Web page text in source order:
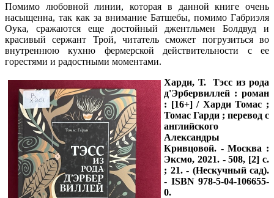
Помимо любовной линии, которая в данной книге очень
насыщенна, так как за внимание Батшебы, помимо Габриэля
Оука, сражаются еще достойный джентльмен Болдвуд и
красивый сержант Трой, читатель сможет погрузиться во
внутреннюю кухню фермерской действительности с ее
горестями и радостными моментами.
Харди, Т.Тэсс из рода
д'Эрбервиллей : роман
: [16+] / Харди Томас ;
Томас Гарди ; перевод с
английского
Александры
Кривцовой. - Москва :
Эксмо, 2021. - 508, [2] с.
; 21. - (Нескучный сад).
- ISBN 978-5-04-106655-
0.